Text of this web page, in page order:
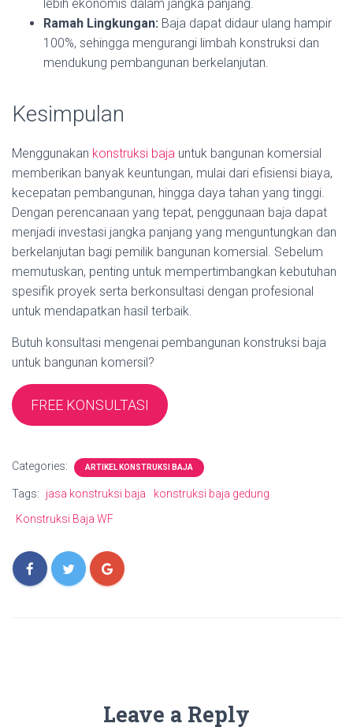
lebih ekonomis dalam jangka panjang.
Ramah Lingkungan: Baja dapat didaur ulang hampir
100%, sehingga mengurangi limbah konstruksi dan
mendukung pembangunan berkelanjutan.
Kesimpulan
Menggunakan konstruksi baja untuk bangunan komersial
memberikan banyak keuntungan, mulai dari efisiensi biaya,
kecepatan pembangunan, hingga daya tahan yang tinggi.
Dengan perencanaan yang tepat, penggunaan baja dapat
menjadi investasi jangka panjang yang menguntungkan dan
berkelanjutan bagi pemilik bangunan komersial. Sebelum
memutuskan, penting untuk mempertimbangkan kebutuhan
spesifik proyek serta berkonsultasi dengan profesional
untuk mendapatkan hasil terbaik.
Butuh konsultasi mengenai pembangunan konstruksi baja
untuk bangunan komersil?
FREE KONSULTASI
Categories: ARTIKEL KONSTRUKSI BAJA
Tags: jasa konstruksi baja
konstruksi baja gedung
Konstruksi Baja WF
Leave a Reply